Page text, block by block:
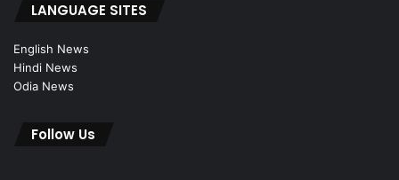
LANGUAGE SITES
English News
Hindi News
Odia News
Follow Us